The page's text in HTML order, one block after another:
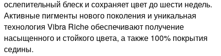
ослепительный блеск и сохраняет цвет до шести недель.
Активные пигменты нового поколения и уникальная
технология Vibra Riche обеспечивают получение
насыщенного и стойкого цвета, а также 100% покрытия
седины.